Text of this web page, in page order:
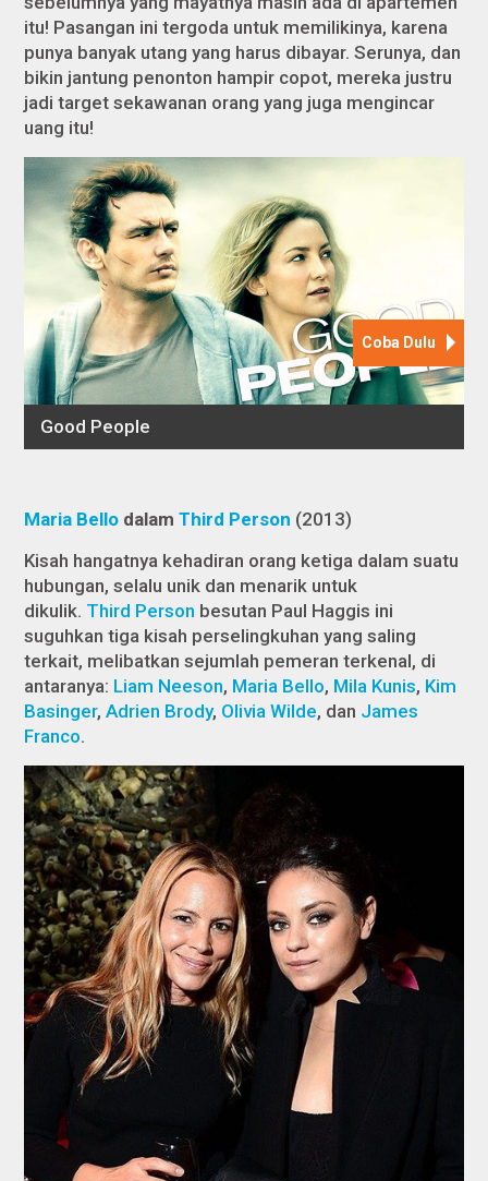
itu! Pasangan ini tergoda untuk memilikinya, karena
punya banyak utang yang harus dibayar. Serunya, dan
bikin jantung penonton hampir copot, mereka justru
jadi target sekawanan orang yang juga mengincar
uang itu!
Maria Bello dalamThird Person (2013)
Kisah hangatnya kehadiran orang ketiga dalam suatu
hubungan, selalu unik dan menarik untuk
dikulik. Third Person besutan Paul Haggis ini
suguhkan tiga kisah perselingkuhan yang saling
terkait, melibatkan sejumlah pemeran terkenal, di
antaranya: Liam Neeson, Maria Bello, Mila Kunis, Kim
Basinger,Adrien Brody, Olivia Wilde, dan James
Franco.